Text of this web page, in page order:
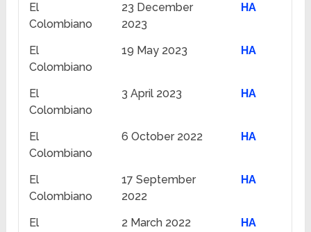
El
Colombiano
23 December
2023
HA
El
Colombiano
19 May 2023 HA
El
Colombiano
3 April 2023 HA
El
Colombiano
6 October 2022 HA
El
Colombiano
17 September
2022
HA
El
2 March 2022 HA